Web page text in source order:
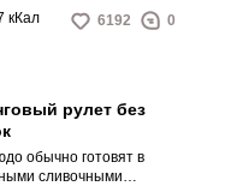
кКал 6192 0
рулет без
обычно готовят в
сливочными